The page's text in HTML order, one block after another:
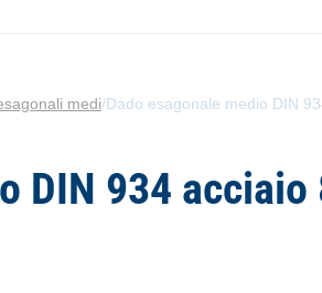
medi/Dado esagonale medio DIN
DIN 934